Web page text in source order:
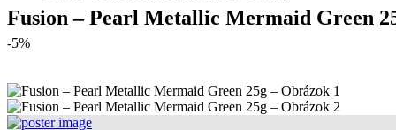
Fusion – Pearl Metallic Mermaid Green
-5%